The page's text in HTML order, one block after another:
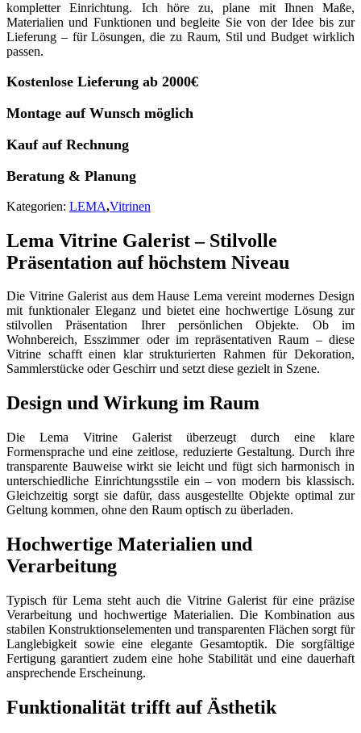
kompletter Einrichtung. Ich höre zu, plane mit Ihnen Maße,
Materialien und Funktionen und begleite Sie von der Idee bis zur
Lieferung – für Lösungen, die zu Raum, Stil und Budget wirklich
passen.
Kostenlose Lieferung ab 2000€
Montage auf Wunsch möglich
Kauf auf Rechnung
Beratung & Planung
Kategorien: LEMA,Vitrinen
Lema Vitrine Galerist – Stilvolle
Präsentation auf höchstem Niveau
Die Vitrine Galerist aus dem Hause Lema vereint modernes Design
mit funktionaler Eleganz und bietet eine hochwertige Lösung zur
stilvollen Präsentation Ihrer persönlichen Objekte. Ob im
Wohnbereich, Esszimmer oder im repräsentativen Raum – diese
Vitrine schafft einen klar strukturierten Rahmen für Dekoration,
Sammlerstücke oder Geschirr und setzt diese gezielt in Szene.
Design und Wirkung im Raum
Die Lema Vitrine Galerist überzeugt durch eine klare
Formensprache und eine zeitlose, reduzierte Gestaltung. Durch ihre
transparente Bauweise wirkt sie leicht und fügt sich harmonisch in
unterschiedliche Einrichtungsstile ein – von modern bis klassisch.
Gleichzeitig sorgt sie dafür, dass ausgestellte Objekte optimal zur
Geltung kommen, ohne den Raum optisch zu überladen.
Hochwertige Materialien und
Verarbeitung
Typisch für Lema steht auch die Vitrine Galerist für eine präzise
Verarbeitung und hochwertige Materialien. Die Kombination aus
stabilen Konstruktionselementen und transparenten Flächen sorgt für
Langlebigkeit sowie eine elegante Gesamtoptik. Die sorgfältige
Fertigung garantiert zudem eine hohe Stabilität und eine dauerhaft
ansprechende Erscheinung.
Funktionalität trifft auf Ästhetik